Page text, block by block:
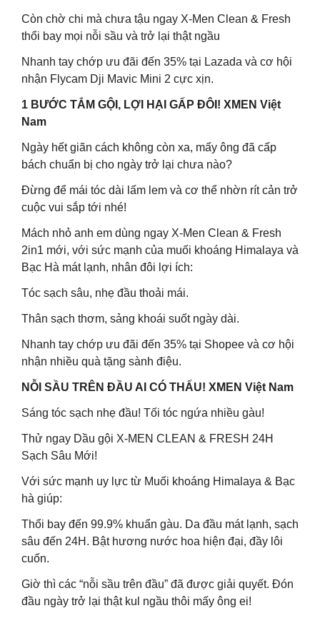
Còn chờ chi mà chưa tậu ngay X-Men Clean & Fresh
thổi bay mọi nỗi sầu và trở lại thật ngầu
Nhanh tay chớp ưu đãi đến 35% tại Lazada và cơ hội
nhận Flycam Dji Mavic Mini 2 cực xịn.
1 BƯỚC TẮM GỘI, LỢI HẠI GẤP ĐÔI! XMEN Việt
Nam
Ngày hết giãn cách không còn xa, mấy ông đã cấp
bách chuẩn bị cho ngày trở lại chưa nào?
Đừng để mái tóc dài lấm lem và cơ thể nhờn rít cản trở
cuộc vui sắp tới nhé!
Mách nhỏ anh em dùng ngay X-Men Clean & Fresh
2in1 mới, với sức mạnh của muối khoáng Himalaya và
Bạc Hà mát lạnh, nhân đôi lợi ích:
Tóc sạch sâu, nhẹ đầu thoải mái.
Thân sạch thơm, sảng khoái suốt ngày dài.
Nhanh tay chớp ưu đãi đến 35% tại Shopee và cơ hội
nhận nhiều quà tặng sành điệu.
NỖI SẦU TRÊN ĐẦU AI CÓ THẤU! XMEN Việt Nam
Sáng tóc sạch nhẹ đầu! Tối tóc ngứa nhiều gàu!
Thử ngay Dầu gội X-MEN CLEAN & FRESH 24H
Sạch Sâu Mới!
Với sức mạnh uy lực từ Muối khoáng Himalaya & Bạc
hà giúp:
Thổi bay đến 99.9% khuẩn gàu. Da đầu mát lạnh, sạch
sâu đến 24H. Bật hương nước hoa hiện đại, đầy lôi
cuốn.
Giờ thì các “nỗi sầu trên đầu” đã được giải quyết. Đón
đầu ngày trở lại thật kul ngầu thôi mấy ông ei!